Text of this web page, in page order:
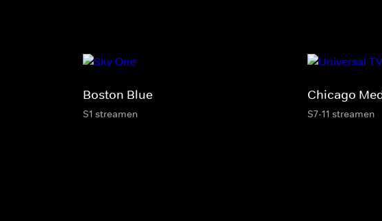
Boston Blue
S1 streamen
Chicago
S7-11 streamen